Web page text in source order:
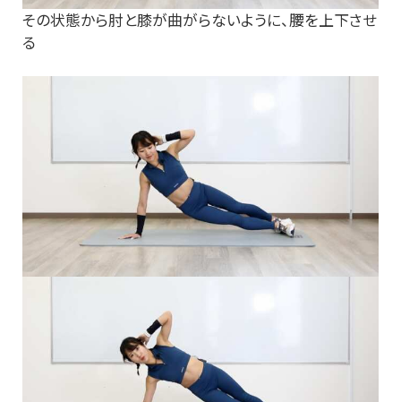
その状態から肘と膝が曲がらないように、腰を上下させ
る